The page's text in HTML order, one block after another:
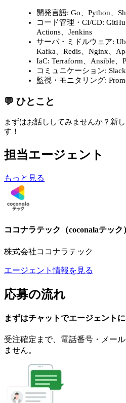
開発言語: Go、Python、
コード管理・CI/CD:
Actions、Jenkins
サーバ・ミドルウェア:
Kafka、Redis、Nginx、
IaC: Terraform、Ansible、
コミュニケーション:
監視・モニタリング:
💬 ひとこと
まずはお話ししてみませんか？新
す！
担当エージェント
もっと見る
ココナラテック（coconalaテック
株式会社ココナラテック
エージェント情報を見る
応募の流れ
まずはチャットでエージェント に
受注確定まで、 電話番号・メー
ません。